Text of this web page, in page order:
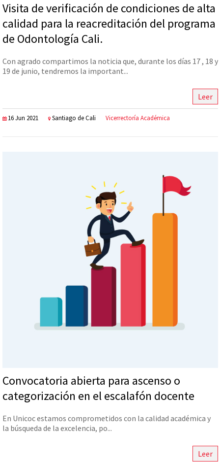
Visita de verificación de condiciones de alta
calidad para la reacreditación del programa
de Odontología Cali.
Con agrado compartimos la noticia que, durante los días 17 , 18 y
19 de junio, tendremos la important...
Leer
16 Jun 2021 Santiago de Cali Vicerrectoría Académica
Convocatoria abierta para ascenso o
categorización en el escalafón docente
En Unicoc estamos comprometidos con la calidad académica y
la búsqueda de la excelencia, po...
Leer